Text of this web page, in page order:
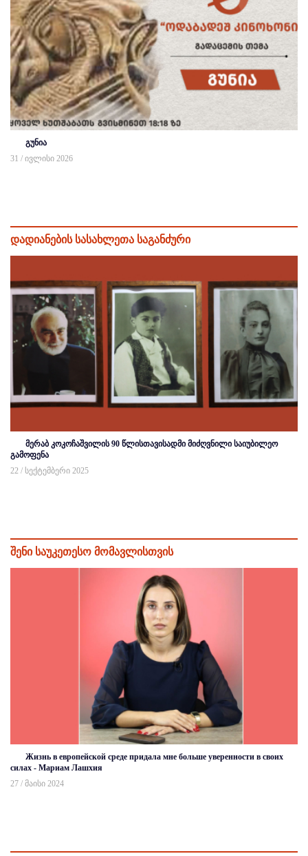
გუნია
31 / ივლისი 2026
დადიანების სასახლეთა საგანძური
მერაბ კოკოჩაშვილის 90 წლისთავისადმი მიძღვნილი საიუბილეო
გამოფენა
22 / სექტემბერი 2025
შენი საუკეთესო მომავლისთვის
Жизнь в европейской среде придала мне больше уверенности в своих
силах - Мариам Лашхия
27 / მაისი 2024